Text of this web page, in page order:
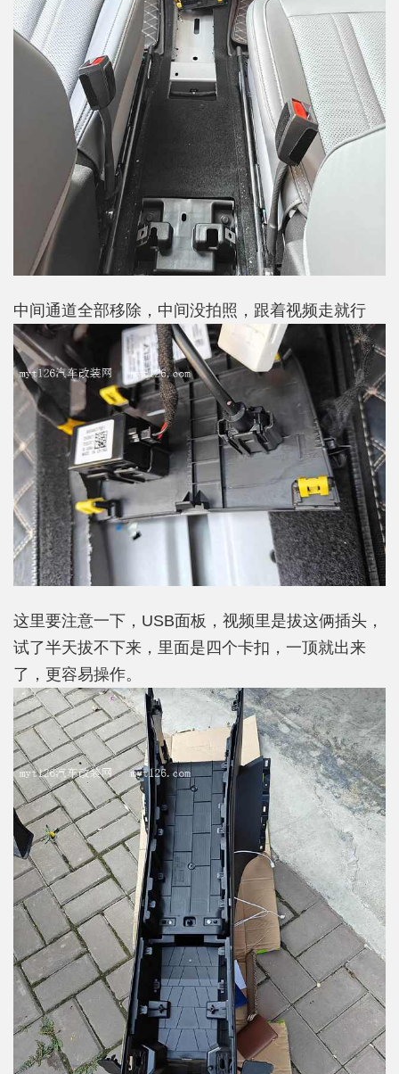
中间通道全部移除，中间没拍照，跟着视频走就行
这里要注意一下，USB面板，视频里是拔这俩插头，
试了半天拔不下来，里面是四个卡扣，一顶就出来
了，更容易操作。